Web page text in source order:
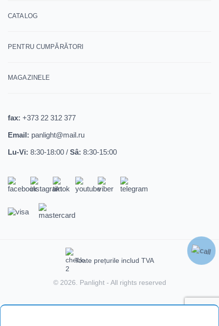
CATALOG
PENTRU CUMPĂRĂTORI
MAGAZINELE
fax: +373 22 312 377
Email: panlight@mail.ru
Lu-Vi: 8:30-18:00 / Sâ: 8:30-15:00
© 2026. Panlight- All rights reserved
Toate prețurile includ TVA